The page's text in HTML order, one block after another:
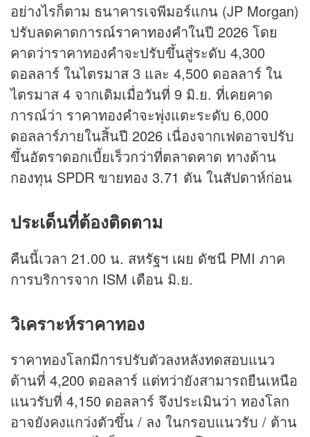
อย่างไรก็ตาม ธนาคารเจพีมอร์แกน (JP Morgan)
ปรับลดคาดการณ์ราคาทองคำในปี 2026 โดย
คาดว่าราคาทองคำจะปรับขึ้นสู่ระดับ 4,300
ดอลลาร์ ในไตรมาส 3 และ 4,500 ดอลลาร์ ใน
ไตรมาส 4 จากเดิมเมื่อวันที่ 9 มิ.ย. ที่เคยคาด
การณ์ว่า ราคาทองคำจะพุ่งแตะระดับ 6,000
ดอลลาร์ภายในสิ้นปี 2026 เนื่องจากเฟดอาจปรับ
ขึ้นอัตราดอกเบี้ยเร็วกว่าที่ตลาดคาด ทางด้าน
กองทุน SPDR ขายทอง 3.71 ตัน ในสัปดาห์ก่อน
ประเด็นที่ต้องติดตาม
คืนนี้เวลา 21.00 น. สหรัฐฯ เผย ดัชนี PMI ภาค
การบริการจาก ISM เดือน มิ.ย.
วิเคราะห์ราคาทอง
ราคาทองโลกมีการปรับตัวลงหลังทดสอบแนว
ต้านที่ 4,200 ดอลลาร์ แต่ทว่ายังสามารถยืนเหนือ
แนวรับที่ 4,150 ดอลลาร์ จึงประเมินว่า ทองโลก
อาจยังคงแกว่งตัวขึ้น / ลง ในกรอบแนวรับ / ต้าน